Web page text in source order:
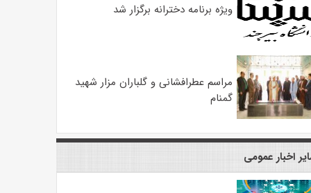
ویژه برنامه دخترانه برگزار شد
مراسم عطرافشانی و گلباران مزار شهید
گمنام
اخبار عمومی